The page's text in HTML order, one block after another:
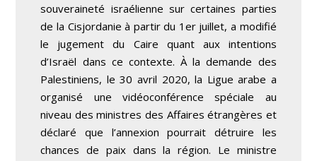
souveraineté israélienne sur certaines parties
de la Cisjordanie à partir du 1 erjuillet, a modifié
le jugement du Caire quant aux intentions
d’Israël dans ce contexte. À la demande des
Palestiniens, le 30 avril 2020, la Ligue arabe a
organisé une vidéoconférence spéciale au
niveau des ministres des Affaires étrangères et
déclaré que l’annexion pourrait détruire les
chances de paix dans la région. Le ministre